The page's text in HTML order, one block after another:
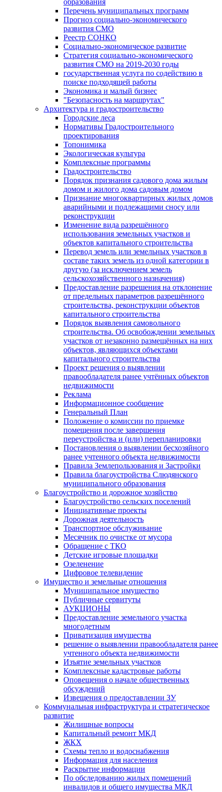
образования
Перечень муниципальных программ
Прогноз социально-экономического
развития СМО
Реестр СОНКО
Социально-экономическое развитие
Стратегия социально-экономического
развития СМО на 2019-2030 годы
государственная услуга по содействию в
поиске подходящей работы
Экономика и малый бизнес
"Безопасность на маршрутах"
Архитектура и градостроительство
Городские леса
Нормативы Градостроительного
проектирования
Топонимика
Экологическая культура
Комплексные программы
Градостроительство
Порядок признания садового дома жилым
домом и жилого дома садовым домом
Признание многоквартирных жилых домов
аварийными и подлежащими сносу или
реконструкции
Изменение вида разрешённого
использования земельных участков и
объектов капитального строительства
Перевод земель или земельных участков в
составе таких земель из одной категории в
другую (за исключением земель
сельскохозяйственного назначения)
Предоставление разрешения на отклонение
от предельных параметров разрешённого
строительства, реконструкции объектов
капитального строительства
Порядок выявления самовольного
строительства. Об освобождении земельных
участков от незаконно размещённых на них
объектов, являющихся объектами
капитального строительства
Проект решения о выявлении
правообладателя ранее учтённых объектов
недвижимости
Реклама
Информационное сообщение
Генеральный План
Положение о комиссии по приемке
помещения после завершения
переустройства и (или) перепланировки
Постановления о выявлении бесхозяйного
ранее учтенного объекта недвижимости
Правила Землепользования и Застройки
Правила благоустройства Слюдянского
муниципального образования
Благоустройство и дорожное хозяйство
Благоустройство сельских поселений
Инициативные проекты
Дорожная деятельность
Транспортное обслуживание
Месячник по очистке от мусора
Обращение с ТКО
Детские игровые площадки
Озеленение
Цифровое телевидение
Имущество и земельные отношения
Муниципальное имущество
Публичные сервитуты
АУКЦИОНЫ
Предоставление земельного участка
многодетным
Приватизация имущества
решение о выявлении правообладателя ранее
учтенного объекта недвижимости
Изъятие земельных участков
Комплексные кадастровые работы
Оповещения о начале общественных
обсуждений
Извещения о предоставлении ЗУ
Коммунальная инфраструктура и стратегическое
развитие
Жилищные вопросы
Капитальный ремонт МКД
ЖКХ
Схемы тепло и водоснабжения
Информация для населения
Раскрытие информации
По обследованию жилых помещений
инвалидов и общего имущества МКД